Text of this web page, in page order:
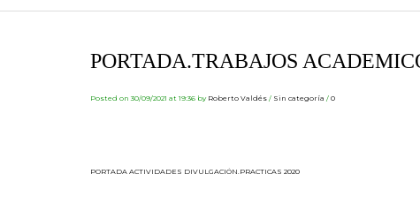
PORTADA.TRABAJOS
Posted on 30/09/2021 at 19:36 by Roberto Valdés / Sin categoría / 0
PORTADA ACTIVIDADES DIVULGACIÓN.PRACTICAS 2020